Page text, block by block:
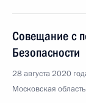
Совещание с
Безопасности
28 августа 2020
Московская